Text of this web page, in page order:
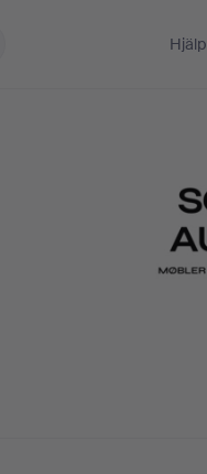
Hjälp